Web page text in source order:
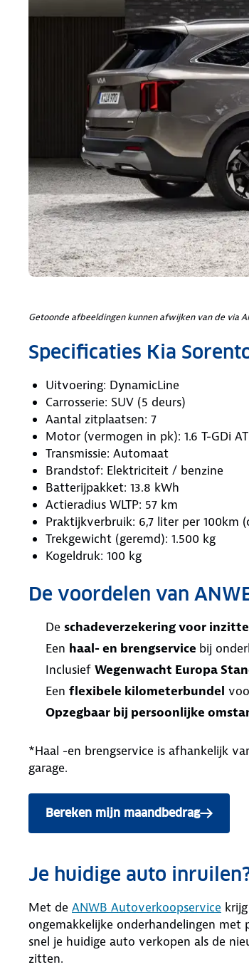
Getoonde afbeeldingen kunnen afwijken van de via
Specificaties Kia
Uitvoering: DynamicLine
Carrosserie: SUV (5 deurs)
Aantal zitplaatsen: 7
Motor (vermogen in pk): 1.6 T-GDi
Transmissie: Automaat
Brandstof: Elektriciteit / benzine
Batterijpakket: 13.8 kWh
Actieradius WLTP: 57 km
Praktijkverbruik: 6,7 liter per 100km
Trekgewicht (geremd): 1.500 kg
Kogeldruk: 100 kg
De voordelen van
De schadeverzekering voor
Een haal- en brengservice bij
Inclusief Wegenwacht Europa
Een flexibele kilometerbundel
Opzegbaar bij persoonlijke
*Haal -en brengservice is afhankelijk
garage.
Bereken mijn maandbedrag
Je huidige auto
Met de ANWB Autoverkoopservice
ongemakkelijke onderhandelingen
snel je huidige auto verkopen als de
zitten.